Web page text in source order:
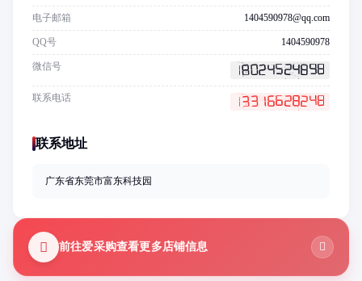
电子邮箱 1404590978@qq.com
QQ号 1404590978
微信号
联系电话
联系地址
广东省东莞市富东科技园
前往爱采购查看更多店铺信息